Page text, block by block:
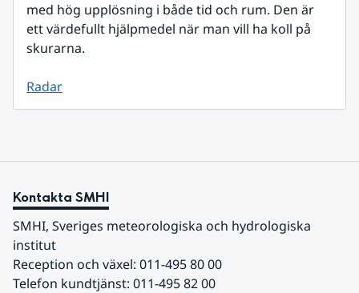
med hög upplösning i både tid och rum. Den är
ett värdefullt hjälpmedel när man vill ha koll på
skurarna.
Radar
Kontakta SMHI
SMHI, Sveriges meteorologiska och hydrologiska
institut
Reception och växel: 011-495 80 00
Telefon kundtjänst: 011-495 82 00